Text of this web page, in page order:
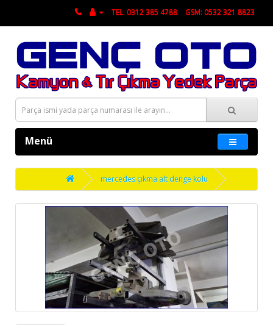
TEL: 0312 385 4788 GSM: 0532 321 8823
Menü
mercedes çıkma alt denge kolu